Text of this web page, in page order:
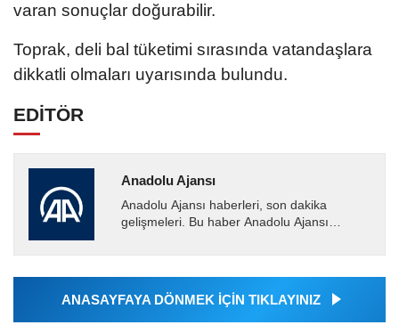
varan sonuçlar doğurabilir.
Toprak, deli bal tüketimi sırasında vatandaşlara
dikkatli olmaları uyarısında bulundu.
EDİTÖR
Anadolu Ajansı
Anadolu Ajansı haberleri, son dakika
gelişmeleri. Bu haber Anadolu Ajansı
tarafından geçilen tüm...
ANASAYFAYA DÖNMEK İÇİN TIKLAYINIZ